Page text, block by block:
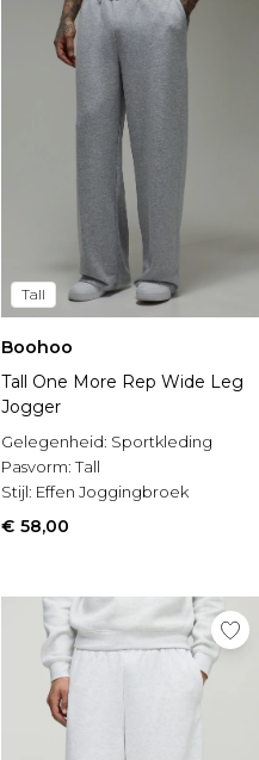
Tall
Boohoo
Tall One More Rep Wide Leg
Jogger
Gelegenheid: Sportkleding
Pasvorm:Tall
Stijl: Effen Joggingbroek
€ 58,00